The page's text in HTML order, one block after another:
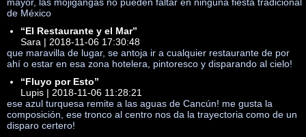
de México
“El Restaurante y el Mar”
Sara | 2018-11-06 17:30:48
que maravilla de lugar, se antoja ir a cualquier restaurante de por
ahí o estar en esa zona hotelera, pintoresco y disparando al cielo!
“Fluyo por Esto”
Lupis | 2018-11-06 11:28:21
ese azul turquesa remite a las aguas de Cancún! me gusta la
composición, ese tronco al centro nos da la trayectoria como de un
disparo certero!